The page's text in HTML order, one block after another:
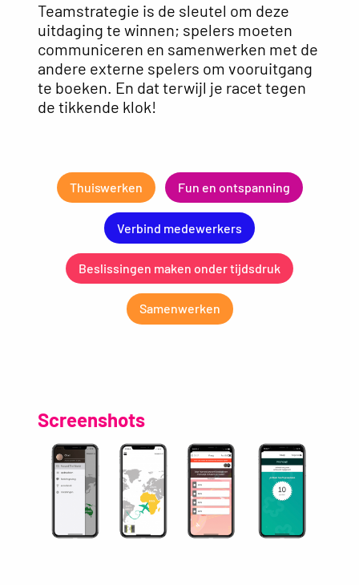
Teamstrategie is de sleutel om deze
uitdaging te winnen; spelers moeten
communiceren en samenwerken met de
andere externe spelers om vooruitgang
te boeken. En dat terwijl je racet tegen
de tikkende klok!
Thuiswerken Fun en ontspanning
Verbind medewerkers
Beslissingen maken onder tijdsdruk
Samenwerken
Screenshots